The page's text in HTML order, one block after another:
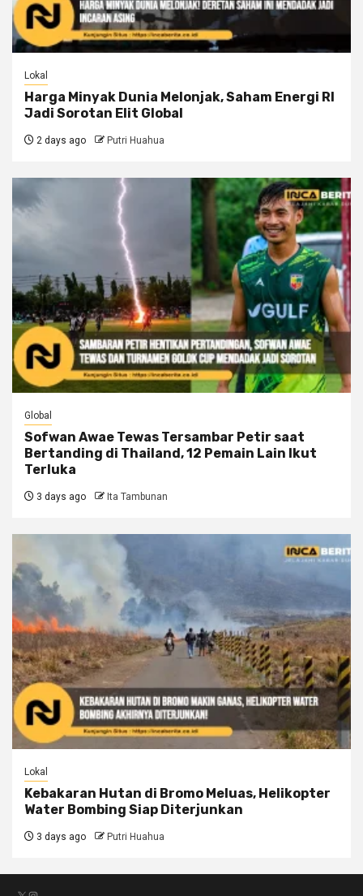
Lokal
Harga Minyak Dunia Melonjak, Saham Energi RI
Jadi Sorotan Elit Global
2 days ago Putri Huahua
Global
Sofwan Awae Tewas Tersambar Petir saat
Bertanding di Thailand, 12 Pemain Lain Ikut
Terluka
3 days ago Ita Tambunan
Lokal
Kebakaran Hutan di Bromo Meluas, Helikopter
Water Bombing Siap Diterjunkan
3 days ago Putri Huahua